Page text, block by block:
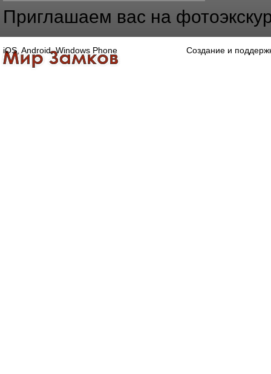
Приглашаем вас на
Главная
Каталог
iOS, Android, Windows Phone Создание и